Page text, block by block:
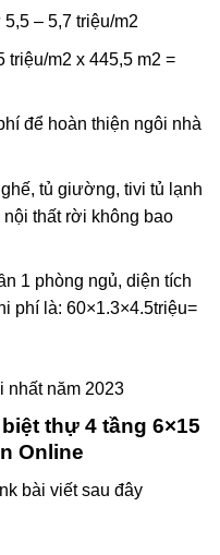
– 5,7 triệu/m2
triệu/m2 x 445,5 m2 =
để hoàn thiện ngôi nhà
tủ giường, tivi tủ lạnh
thất rời không bao
1 phòng ngủ, diện tích
phí là: 60×1.3×4.5triệu=
nhất năm 2023
thự 4 tầng 6×15
Online
bài viết sau đây